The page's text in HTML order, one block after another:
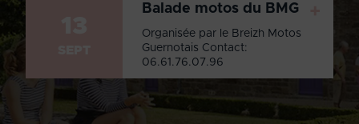
Balade motos du BMG
Organisée par le Breizh Motos
Guernotais Contact:
06.61.76.07.96